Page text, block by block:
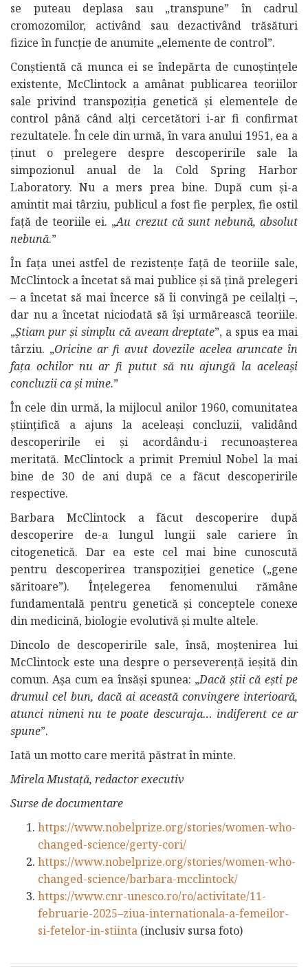
se puteau deplasa sau „transpune” în cadrul
cromozomilor, activând sau dezactivând trăsături
fizice în funcție de anumite „elemente de control”.
Conștientă că munca ei se îndepărta de cunoștințele
existente, McClintock a amânat publicarea teoriilor
sale privind transpoziția genetică și elementele de
control până când alți cercetători i-ar fi confirmat
rezultatele. În cele din urmă, în vara anului 1951, ea a
ținut o prelegere despre descoperirile sale la
simpozionul anual de la Cold Spring Harbor
Laboratory. Nu a mers prea bine. După cum și-a
amintit mai târziu, publicul a fost fie perplex, fie ostil
față de teoriile ei. „Au crezut că sunt nebună, absolut
nebună.”
În fața unei astfel de rezistențe față de teoriile sale,
McClintock a încetat să mai publice și să țină prelegeri
– a încetat să mai încerce să îi convingă pe ceilalți –,
dar nu a încetat niciodată să își urmărească teoriile.
„Știam pur și simplu că aveam dreptate”, a spus ea mai
târziu. „Oricine ar fi avut dovezile acelea aruncate în
fața ochilor nu ar fi putut să nu ajungă la aceleași
concluzii ca și mine.”
În cele din urmă, la mijlocul anilor 1960, comunitatea
științifică a ajuns la aceleași concluzii, validând
descoperirile ei și acordându-i recunoașterea
meritată. McClintock a primit Premiul Nobel la mai
bine de 30 de ani după ce a făcut descoperirile
respective.
Barbara McClintock a făcut descoperire după
descoperire de-a lungul lungii sale cariere în
citogenetică. Dar ea este cel mai bine cunoscută
pentru descoperirea transpoziției genetice („gene
săritoare”). Înțelegerea fenomenului rămâne
fundamentală pentru genetică și conceptele conexe
din medicină, biologie evolutivă și multe altele.
Dincolo de descoperirile sale, însă, moștenirea lui
McClintock este una despre o perseverență ieșită din
comun. Așa cum ea însăși spunea: „Dacă știi că ești pe
drumul cel bun, dacă ai această convingere interioară,
atunci nimeni nu te poate descuraja… indiferent ce ar
spune”.
Iată un motto care merită păstrat în minte.
Mirela Mustață, redactor executiv
Surse de documentare
https://www.nobelprize.org/stories/women-who-
changed-science/gerty-cori/
https://www.nobelprize.org/stories/women-who-
changed-science/barbara-mcclintock/
https://www.cnr-unesco.ro/ro/activitate/11-
februarie-2025–ziua-internationala-a-femeilor-
si-fetelor-in-stiinta (inclusiv sursa foto)